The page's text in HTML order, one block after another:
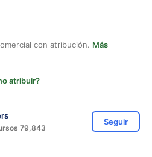
con atribución. Más
atribuir?
79,843
Seguir